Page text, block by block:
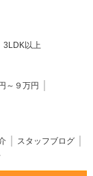
3LDK以上
～９万円
スタッフブログ